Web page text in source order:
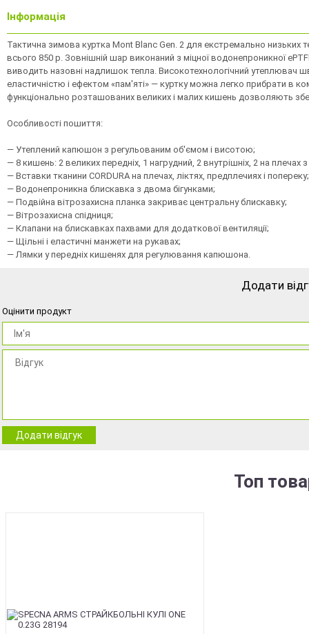
Інформація
Тактична зимова куртка Mont Blanc Gen. 2 для екстремально низьких
всього 850 р. Зовнішній шар виконаний з міцної водонепроникної
виводить назовні надлишок тепла. Високотехнологічний утеплювач
еластичністю і ефектом «пам'яті» — куртку можна легко прибрати в
функціонально розташованих великих і малих кишень дозволяють
Особливості пошиття:
— Утеплений капюшон з регульованим об'ємом і висотою;
— 8 кишень: 2 великих передніх, 1 нагрудний, 2 внутрішніх, 2 на
— Вставки тканини CORDURA на плечах, ліктях, предплечиях і попереку;
— Водонепроникна блискавка з двома бігунками;
— Подвійна вітрозахисна планка закриває центральну блискавку;
— Вітрозахисна спідниця;
— Клапани на блискавках пахвами для додаткової вентиляції;
— Щільні і еластичні манжети на рукавах;
— Лямки у передніх кишенях для регулювання капюшона.
Додати
Оцінити продукт
Додати відгук
Топ